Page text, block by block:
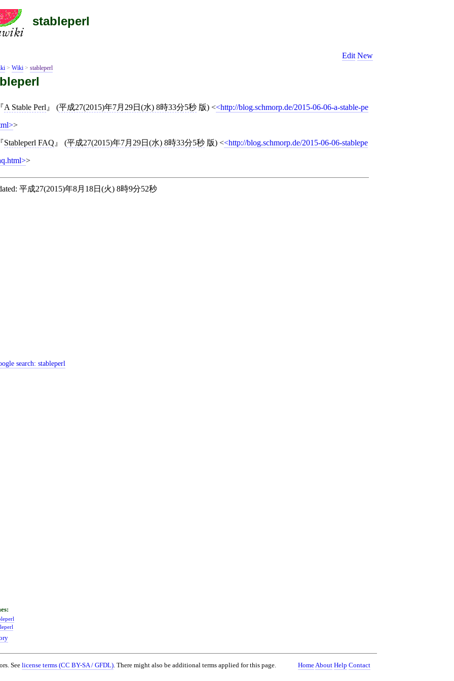
stableperl
Edit New
> Wiki > stableperl
A Stable Perl (平成27(2015)年7月29日(水) 8時33分5秒 版) < http://blog.schmorp.de/2015-06-06-a-stable-pe
>
Stableperl FAQ (平成27(2015)年7月29日(水) 8時33分5秒 版) < http://blog.schmorp.de/2015-06-06-stablepe
>
平成27(2015)年8月18日(火) 8時9分52秒
search:stableperl
See license terms (CC BY-SA / GFDL) . There might also be additional terms applied for this page. Home About Help Contact